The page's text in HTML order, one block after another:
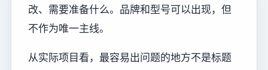
改、需要准备什么。品牌和型号可以出现，但
不作为唯一主线。
从实际项目看，最容易出问题的地方不是标题